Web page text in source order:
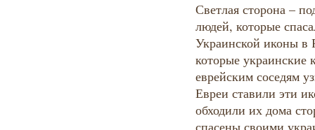
Светлая сторона –
людей, которые
Украинской иконы в
которые украинские
еврейским соседям
Евреи ставили эти
обходили их дома
спасены своими